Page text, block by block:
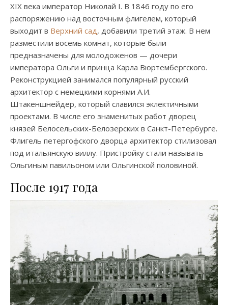
XIX века император Николай I. В 1846 году по его
распоряжению над восточным флигелем, который
выходит в Верхний сад, добавили третий этаж. В нем
разместили восемь комнат, которые были
предназначены для молодоженов — дочери
императора Ольги и принца Карла Вюртембергского.
Реконструкцией занимался популярный русский
архитектор с немецкими корнями А.И.
Штакеншнейдер, который славился эклектичными
проектами. В числе его знаменитых работ дворец
князей Белосельских-Белозерских в Санкт-Петербурге.
Флигель петергофского дворца архитектор стилизовал
под итальянскую виллу. Пристройку стали называть
Ольгиным павильоном или Ольгинской половиной.
После 1917 года